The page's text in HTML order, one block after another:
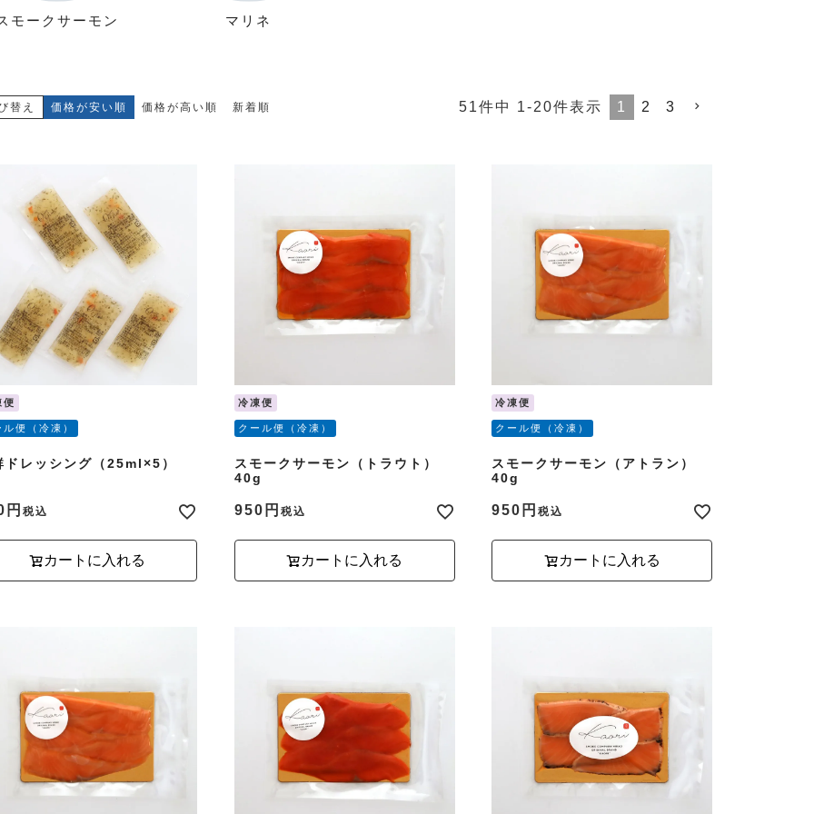
モークサーモン マリネ
替え 価格が安い順 価格が高い順 新着順 51件中 1-20件表示 1 2 3
便
ル便（冷凍）
ドレッシング（25ml×5）
税込
カートに入れる
冷凍便
クール便（冷凍）
スモークサーモン（トラウト）
40g
950 税込
カートに入れる
冷凍便
クール便（冷凍）
スモークサーモン（アトラン）
40g
950 税込
カートに入れる